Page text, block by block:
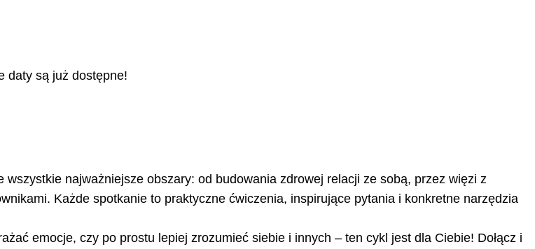
daty są już dostępne!
najważniejsze obszary: od budowania zdrowej relacji ze sobą, przez więzi z
Każde spotkanie to praktyczne ćwiczenia, inspirujące pytania i konkretne narzędzia
emocje, czy po prostu lepiej zrozumieć siebie i innych – ten cykl jest dla Ciebie! Dołącz i